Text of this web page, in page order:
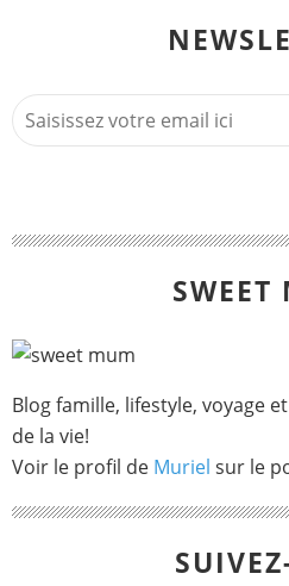
SWEET
Blog famille, lifestyle, voyage
de la vie!
Voir le profil de Muriel sur le